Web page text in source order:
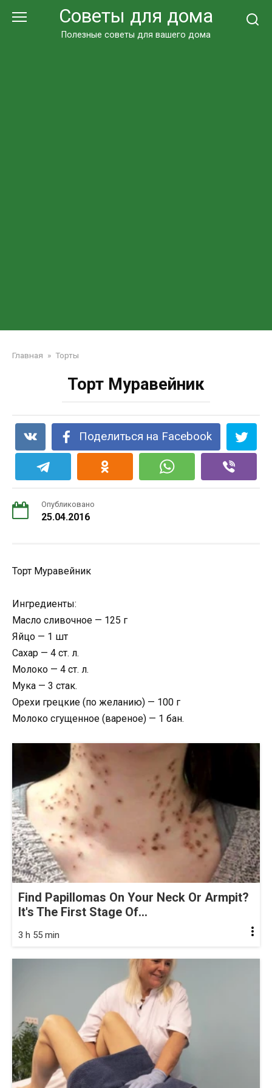
Советы для дома
Полезные советы для вашего дома
Главная » Торты
Торт Муравейник
Поделиться на Facebook
Опубликовано
25.04.2016
Торт Муравейник
Ингредиенты:
Маслo сливочнoe — 125 г
Яйцо — 1 шт
Сахар — 4 ст. л.
Молокo — 4 ст. л.
Мука — 3 стак.
Орехи грецкие (по желанию) — 100 г
Молоко сгущeнное (вареное) — 1 бан.
Find Papillomas On Your Neck Or Armpit?
It's The First Stage Of...
3 h 55 min